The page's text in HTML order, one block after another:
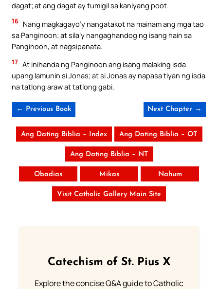
dagat; at ang dagat ay tumigil sa kaniyang poot.
16 Nang magkagayo’y nangatakot na mainam ang mga tao
sa Panginoon; at sila’y nangaghandog ng isang hain sa
Panginoon, at nagsipanata.
17 At inihanda ng Panginoon ang isang malaking isda
upang lamunin si Jonas; at si Jonas ay napasa tiyan ng isda
na tatlong araw at tatlong gabi.
← Previous Book Next Chapter →
Ang Dating Biblia – Index Ang Dating Biblia – OT
Ang Dating Biblia – NT
Obadias Mikas Nahum
Visit Catholic Gallery Main Site
Catechism of St. Pius X
Explore the concise Q&A guide to Catholic